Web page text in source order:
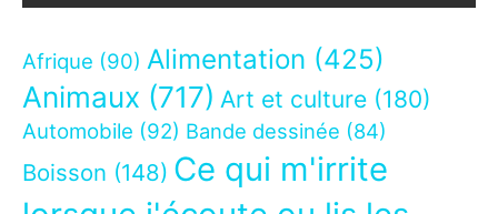
Afrique (90) Alimentation (425)
Animaux (717) Art et culture (180)
Automobile (92) Bande dessinée (84)
Boisson (148) Ce qui m'irrite